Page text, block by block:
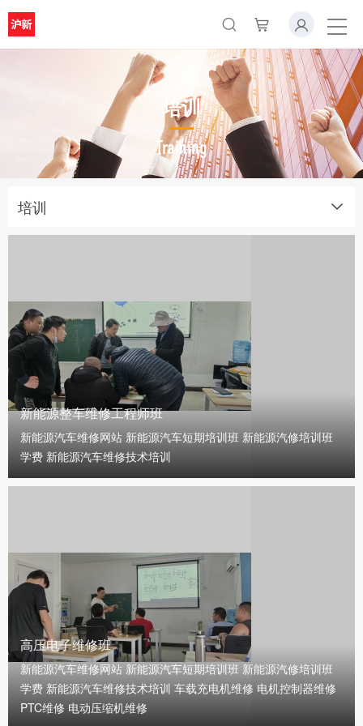
培训
Training
培训
新能源整车维修工程师班
新能源汽车维修网站 新能源汽车短期培训班 新能源汽修培训班
学费 新能源汽车维修技术培训
高压电子维修班
新能源汽车维修网站 新能源汽车短期培训班 新能源汽修培训班
学费 新能源汽车维修技术培训 车载充电机维修 电机控制器维修
PTC维修 电动压缩机维修